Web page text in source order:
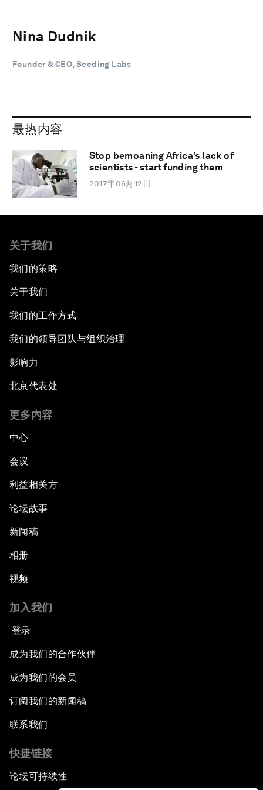
Nina Dudnik
Founder & CEO, Seeding Labs
最热内容
Stop bemoaning Africa's lack of
scientists - start funding them
2017年06月12日
关于我们
我们的策略
关于我们
我们的工作方式
我们的领导团队与组织治理
影响力
北京代表处
更多内容
中心
会议
利益相关方
论坛故事
新闻稿
相册
视频
加入我们
登录
成为我们的合作伙伴
成为我们的会员
订阅我们的新闻稿
联系我们
快捷链接
论坛可持续性